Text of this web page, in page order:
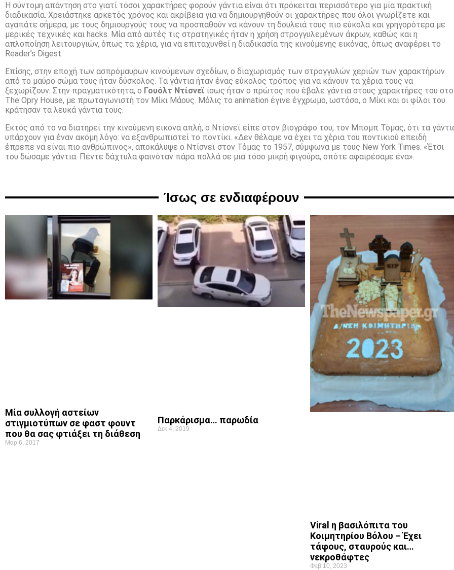
Η σύντομη απάντηση στο γιατί τόσοι χαρακτήρες φορούν γάντια είναι ότι πρόκειται περισσότερο για μία πρακτική
διαδικασία. Χρειάστηκε αρκετός χρόνος και ακρίβεια για να δημιουργηθούν οι χαρακτήρες που όλοι γνωρίζετε και
αγαπάτε σήμερα, με τους δημιουργούς τους να προσπαθούν να κάνουν τη δουλειά τους πιο εύκολα και γρηγορότερα με
μερικές τεχνικές και hacks. Μία από αυτές τις στρατηγικές ήταν η χρήση στρογγυλεμένων άκρων, καθώς και η
απλοποίηση λειτουργιών, όπως τα χέρια, για να επιταχυνθεί η διαδικασία της κινούμενης εικόνας, όπως αναφέρει το
Reader’s Digest.
Επίσης, στην εποχή των ασπρόμαυρων κινούμενων σχεδίων, ο διαχωρισμός των στρογγυλών χεριών των χαρακτήρων
από το μαύρο σώμα τους ήταν δύσκολος. Τα γάντια ήταν ένας εύκολος τρόπος για να κάνουν τα χέρια τους να
ξεχωρίζουν. Στην πραγματικότητα, ο Γουόλτ Ντίσνεϊ ίσως ήταν ο πρώτος που έβαλε γάντια στους χαρακτήρες του στο
The Opry House, με πρωταγωνιστή τον Μίκι Μάους. Μόλις το animation έγινε έγχρωμο, ωστόσο, ο Μίκι και οι φίλοι του
κράτησαν τα λευκά γάντια τους.
Εκτός από το να διατηρεί την κινούμενη εικόνα απλή, ο Ντίσνεϊ είπε στον βιογράφο του, τον Μπομπ Τόμας, ότι τα
υπάρχουν για έναν ακόμη λόγο: να εξανθρωπιστεί το ποντίκι. «Δεν θέλαμε να έχει τα χέρια του ποντικιού επειδή
έπρεπε να είναι πιο ανθρώπινος», αποκάλυψε ο Ντίσνεϊ στον Τόμας το 1957, σύμφωνα με τους New York Times. «Έτσι
του δώσαμε γάντια. Πέντε δάχτυλα φαινόταν πάρα πολλά σε μια τόσο μικρή φιγούρα, οπότε αφαιρέσαμε ένα».
Ίσως σε ενδιαφέρουν
Μία συλλογή αστείων
στιγμιοτύπων σε φαστ φουντ
που θα σας φτιάξει τη διάθεση
Μαρ 6, 2017
Παρκάρισμα… παρωδία
Δεκ 4, 2019
Viral η βασιλόπιτα του
Κοιμητηρίου Βόλου – Έχει
τάφους, σταυρούς και…
νεκροθάφτες
Φεβ 10, 2023